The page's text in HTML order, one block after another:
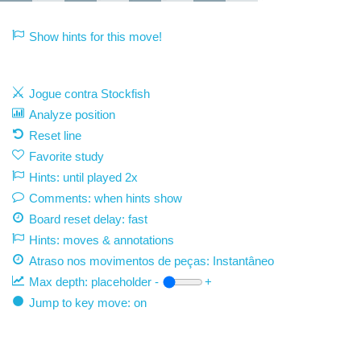
Show hints for this move!
Jogue contra Stockfish
Analyze position
Reset line
Favorite study
Hints: until played 2x
Comments: when hints show
Board reset delay: fast
Hints: moves & annotations
Atraso nos movimentos de peças: Instantâneo
Max depth: placeholder -
+
Jump to key move: on